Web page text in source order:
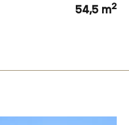
54,5 m2